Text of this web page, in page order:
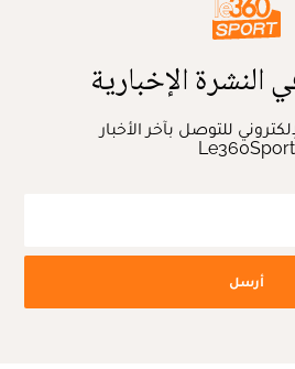
النشرة الإخبارية
للتوصل بآخر الأخبار
Le360Sport
أرسل